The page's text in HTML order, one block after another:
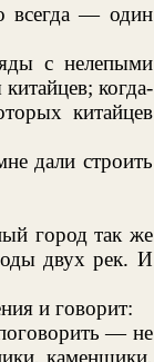
— один
с нелепыми
когда-
китайцев
дали строить
город так же
двух рек. И
и говорит:
— не
каменщики,